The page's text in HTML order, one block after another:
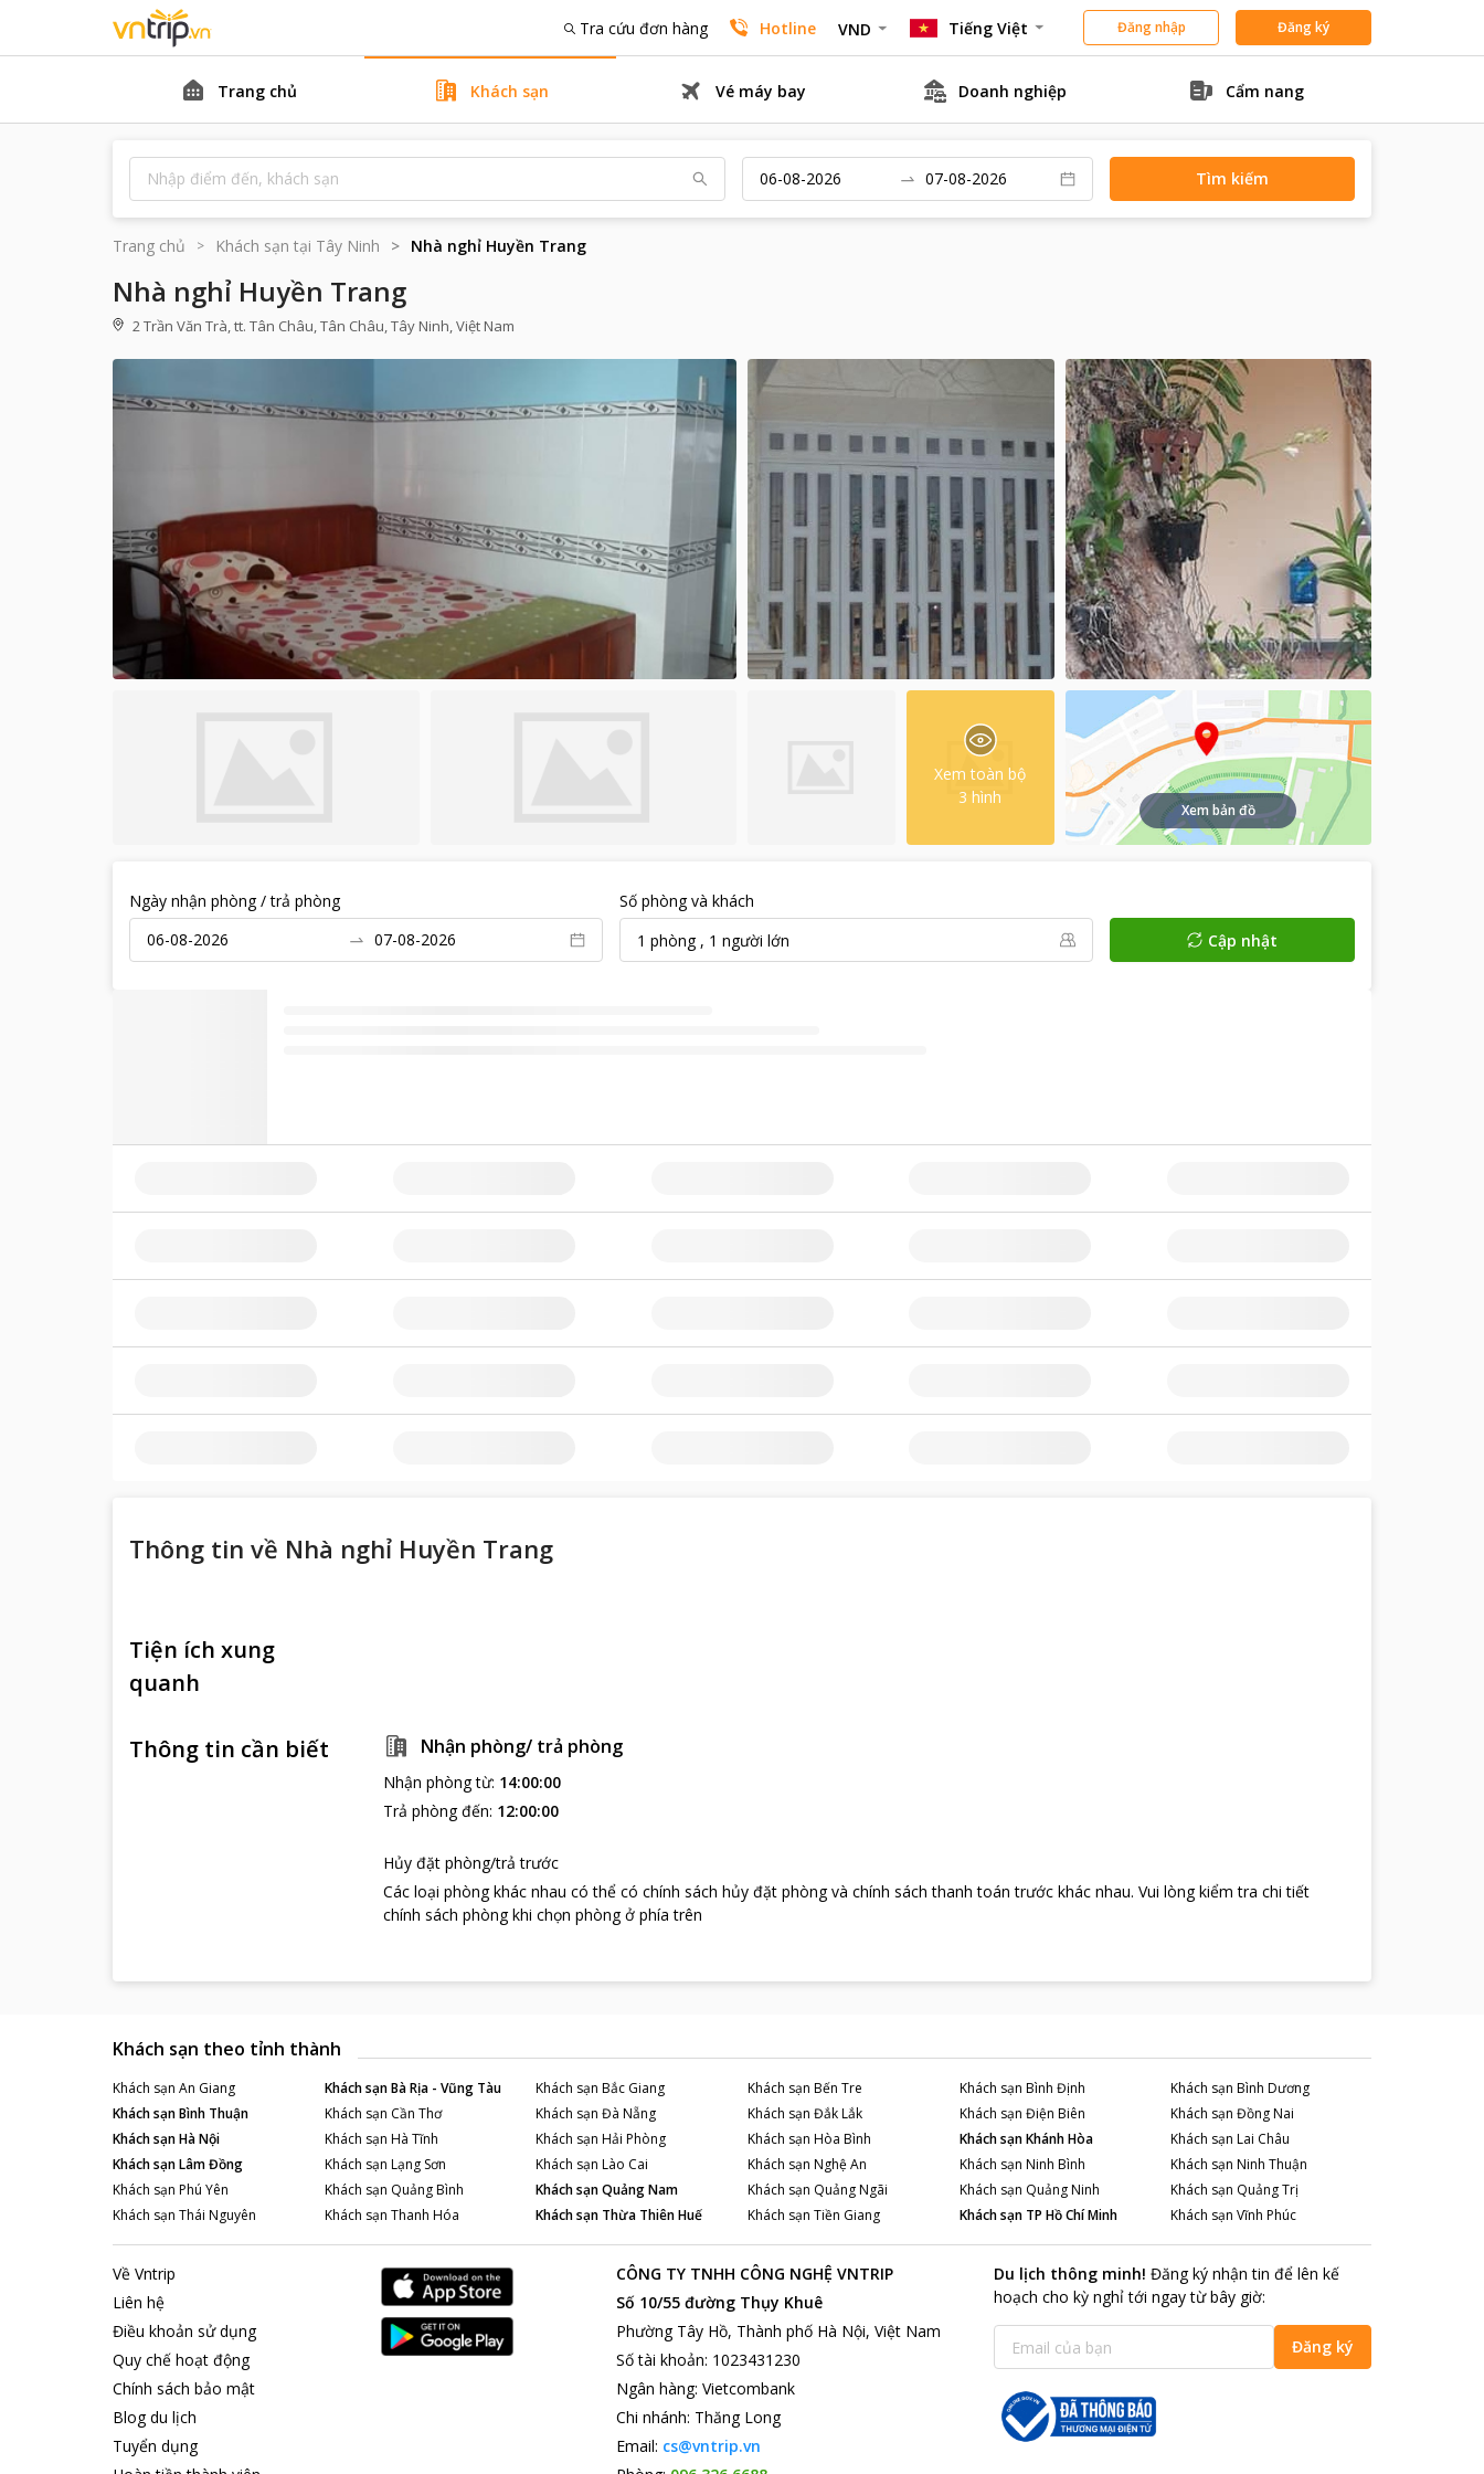
Tra cứu đơn hàng Hotline VND Tiếng Việt Đăng nhập Đăng ký
Trang chủ Khách sạn Vé máy bay Doanh nghiệp Cẩm nang
Tìm kiếm
Trang chủ Khách sạn tại Tây Ninh Nhà nghỉ Huyền Trang
Nhà nghỉ Huyền Trang
2 Trần Văn Trà, tt. Tân Châu, Tân Châu, Tây Ninh, Việt Nam
Xem toàn bộ
3 hình
Xem bản đồ
Ngày nhận phòng / trả phòng
Số phòng và khách
1 phòng, 1 người lớn Cập nhật
Thông tin về Nhà nghỉ Huyền Trang
Tiện ích xung
quanh
Thông tin cần biết Nhận phòng/ trả phòng
Nhận phòng từ: 14:00:00
Trả phòng đến: 12:00:00
Hủy đặt phòng/trả trước
Các loại phòng khác nhau có thể có chính sách hủy đặt phòng và chính sách thanh toán trước khác nhau. Vui lòng kiểm tra chi tiết
chính sách phòng khi chọn phòng ở phía trên
Khách sạn theo tỉnh thành
Khách sạn An Giang Khách sạnBà Rịa - Vũng Tàu Khách sạn Bắc Giang Khách sạn Bến Tre Khách sạn Bình Định Khách sạn Bình Dương
Khách sạnBình Thuận Khách sạn Cần Thơ Khách sạn Đà Nẵng Khách sạn Đắk Lắk Khách sạn Điện Biên Khách sạn Đồng Nai
Khách sạnHà Nội Khách sạn Hà Tĩnh Khách sạn Hải Phòng Khách sạn Hòa Bình Khách sạnKhánh Hòa Khách sạn Lai Châu
Khách sạnLâm Đồng Khách sạn Lạng Sơn Khách sạn Lào Cai Khách sạn Nghệ An Khách sạn Ninh Bình Khách sạn Ninh Thuận
Khách sạn Phú Yên Khách sạn Quảng Bình Khách sạnQuảng Nam Khách sạn Quảng Ngãi Khách sạn Quảng Ninh Khách sạn Quảng Trị
Khách sạn Thái Nguyên Khách sạn Thanh Hóa Khách sạn Thừa Thiên Huế Khách sạn Tiền Giang Khách sạn TP Hồ Chí Minh Khách sạn Vĩnh Phúc
Về Vntrip
Liên hệ
Điều khoản sử dụng
Quy chế hoạt động
Chính sách bảo mật
Blog du lịch
Tuyển dụng
CÔNG TY TNHH CÔNG NGHỆ VNTRIP
Số 10/55 đường Thụy Khuê
Phường Tây Hồ, Thành phố Hà Nội, Việt Nam
Số tài khoản: 1023431230
Ngân hàng: Vietcombank
Chi nhánh: Thăng Long
Email: cs@vntrip.vn
Du lịch thông minh! Đăng ký nhận tin để lên kế
hoạch cho kỳ nghỉ tới ngay từ bây giờ:
Đăng ký